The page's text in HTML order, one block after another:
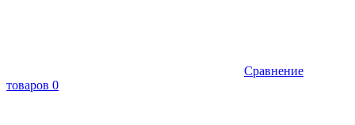
Сравнение
товаров 0